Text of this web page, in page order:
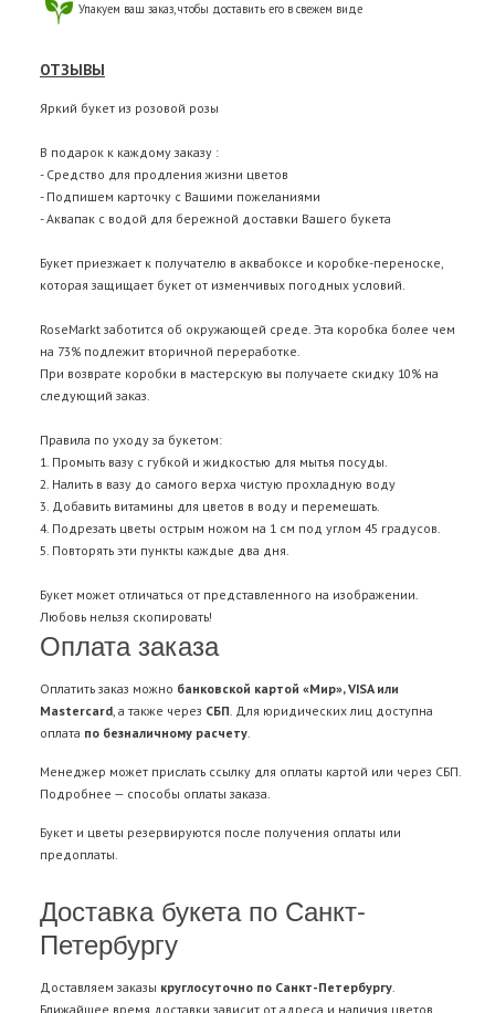
Упакуем ваш заказ, чтобы доставить его в свежем виде
ОТЗЫВЫ
Яркий букет из розовой розы
В подарок к каждому заказу :
- Средство для продления жизни цветов
- Подпишем карточку с Вашими пожеланиями
- Аквапак с водой для бережной доставки Вашего букета
Букет приезжает к получателю в аквабоксе и коробке-переноске,
которая защищает букет от изменчивых погодных условий.
RoseMarkt заботится об окружающей среде. Эта коробка более чем
на 73% подлежит вторичной переработке.
При возврате коробки в мастерскую вы получаете скидку 10% на
следующий заказ.
Правила по уходу за букетом:
1. Промыть вазу с губкой и жидкостью для мытья посуды.
2. Налить в вазу до самого верха чистую прохладную воду
3. Добавить витамины для цветов в воду и перемешать.
4. Подрезать цветы острым ножом на 1 см под углом 45 градусов.
5. Повторять эти пункты каждые два дня.
Букет может отличаться от представленного на изображении.
Любовь нельзя скопировать!
Оплата заказа
Оплатить заказ можно банковской картой «Мир», VISA или
Mastercard, а также через СБП. Для юридических лиц доступна
оплата по безналичному расчету.
Менеджер может прислать ссылку для оплаты картой или через СБП.
Подробнее — способы оплаты заказа.
Букет и цветы резервируются после получения оплаты или
предоплаты.
Доставка букета по Санкт-
Петербургу
Доставляем заказы круглосуточно по Санкт-Петербургу.
Ближайшее время доставки зависит от адреса и наличия цветов